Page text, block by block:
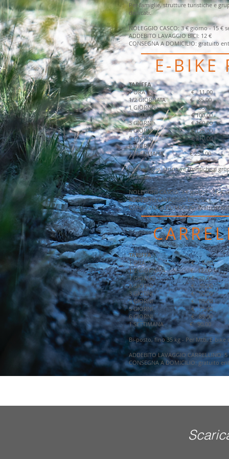
Per famiglie, strutture turistiche e
dedicati.
NOLEGGIO CASCO: 3 € giorno - 15 €
ADDEBITO LAVAGGIO BICI: 12 €
CONSEGNA A DOMICILIO: gratuito
E-BIKE
TARIFFA
1 ORA € 11,00
1/2 GIORNATA € 35,00
1 GIORNO € 55,00
2 GIORNI € 100,00
3 GIORNI € 140,00
4 GIORNI € 175,00
5 GIORNI € 210,00
6 GIORNI € 230,00
1 SETTIMANA € 250,00
Per famiglie, strutture turistiche e
dedicati.
NOLEGGIO CASCO: 3 € giorno - 15 €
ADDEBITO LAVAGGIO BICI: 12 €
CONSEGNA A DOMICILIO: gratuito
TARIFFA
1 ORA € 5,00
1/2 GIORNATA € 12,00
1 GIORNO € 20,00
2 GIORNI € 35,00
3 GIORNI € 50,00
4 GIORNI € 65,00
5 GIORNI € 75,00
6 GIORNI € 85,00
1 SETTIMANA € 90,00
Bi-posto, fino 35 kg - Per Mtb, E-bike
ADDEBITO LAVAGGIO CARRELLINO: 5
CONSEGNA A DOMICILIO: gratuito